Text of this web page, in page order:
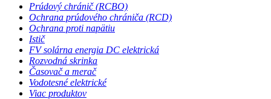
Prúdový chránič (RCBO)
Ochrana prúdového chrániča (RCD)
Ochrana proti napätiu
Istič
FV solárna energia DC elektrická
Rozvodná skrinka
Časovač a merač
Vodotesné elektrické
Viac produktov